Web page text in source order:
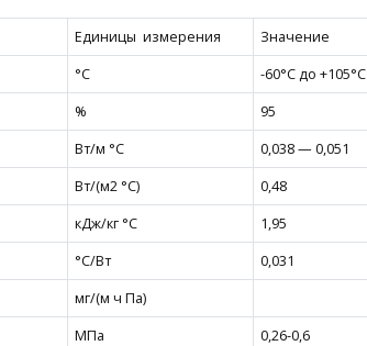
Единицы измерения
Значение
°С
-60°С до +105°С
%
95
Вт/м °С
0,038 — 0,051
Вт/(м2 °С)
0,48
кДж/кг °С
1,95
°С/Вт
0,031
мг/(м ч Па)
МПа
0,26-0,6